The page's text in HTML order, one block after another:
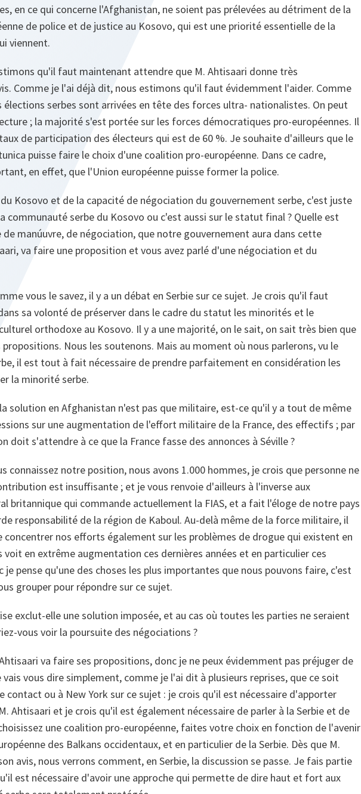
en ce qui concerne l'Afghanistan, ne soient pas prélevées au détriment de la
de police et de justice au Kosovo, qui est une priorité essentielle de la
viennent.
qu'il faut maintenant attendre que M. Ahtisaari donne très
Comme je l'ai déjà dit, nous estimons qu'il faut évidemment l'aider. Comme
élections serbes sont arrivées en tête des forces ultra- nationalistes. On peut
; la majorité s'est portée sur les forces démocratiques pro-européennes. Il
de participation des électeurs qui est de 60 %. Je souhaite d'ailleurs que le
puisse faire le choix d'une coalition pro-européenne. Dans ce cadre,
en effet, que l'Union européenne puisse former la police.
Kosovo et de la capacité de négociation du gouvernement serbe, c'est juste
communauté serbe du Kosovo ou c'est aussi sur le statut final ? Quelle est
de manúuvre, de négociation, que notre gouvernement aura dans cette
va faire une proposition et vous avez parlé d'une négociation et du
vous le savez, il y a un débat en Serbie sur ce sujet. Je crois qu'il faut
sa volonté de préserver dans le cadre du statut les minorités et le
orthodoxe au Kosovo. Il y a une majorité, on le sait, on sait très bien que
Nous les soutenons. Mais au moment où nous parlerons, vu le
il est tout à fait nécessaire de prendre parfaitement en considération les
la minorité serbe.
solution en Afghanistan n'est pas que militaire, est-ce qu'il y a tout de même
sur une augmentation de l'effort militaire de la France, des effectifs ; par
doit s'attendre à ce que la France fasse des annonces à Séville ?
connaissez notre position, nous avons 1.000 hommes, je crois que personne ne
est insuffisante ; et je vous renvoie d'ailleurs à l'inverse aux
britannique qui commande actuellement la FIAS, et a fait l'éloge de notre pays
responsabilité de la région de Kaboul. Au-delà même de la force militaire, il
concentrer nos efforts également sur les problèmes de drogue qui existent en
voit en extrême augmentation ces dernières années et en particulier ces
je pense qu'une des choses les plus importantes que nous pouvons faire, c'est
grouper pour répondre sur ce sujet.
exclut-elle une solution imposée, et au cas où toutes les parties ne seraient
vous voir la poursuite des négociations ?
va faire ses propositions, donc je ne peux évidemment pas préjuger de
vais vous dire simplement, comme je l'ai dit à plusieurs reprises, que ce soit
contact ou à New York sur ce sujet : je crois qu'il est nécessaire d'apporter
Ahtisaari et je crois qu'il est également nécessaire de parler à la Serbie et de
une coalition pro-européenne, faites votre choix en fonction de l'avenir
des Balkans occidentaux, et en particulier de la Serbie. Dès que M.
avis, nous verrons comment, en Serbie, la discussion se passe. Je fais partie
est nécessaire d'avoir une approche qui permette de dire haut et fort aux